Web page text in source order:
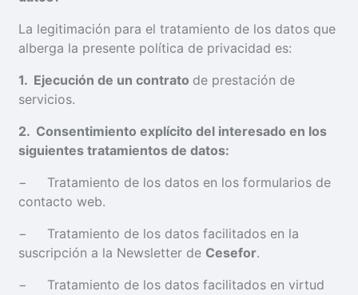
La legitimación para el tratamiento de los datos que
alberga la presente política de privacidad es:
1. Ejecución de un contrato de prestación de
servicios.
2. Consentimiento explícito del interesado en los
siguientes tratamientos de datos:
− Tratamiento de los datos en los formularios de
contacto web.
− Tratamiento de los datos facilitados en la
suscripción a la Newsletter de Cesefor.
− Tratamiento de los datos facilitados en virtud